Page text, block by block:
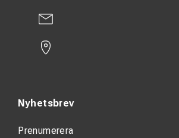
Nyhetsbrev
Prenumerera